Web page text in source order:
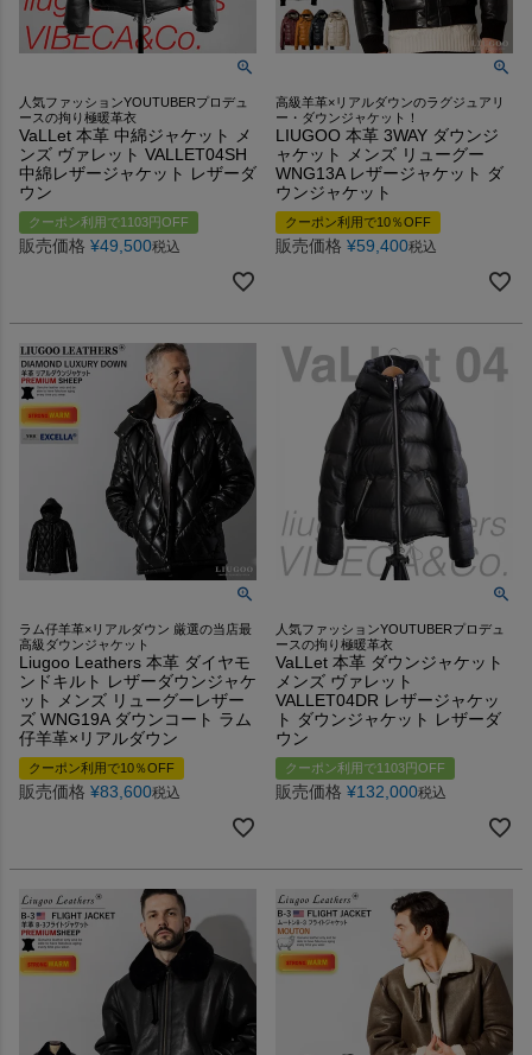
人気ファッションYOUTUBERプロデュ
ースの拘り極暖革衣
VaLLet 本革 中綿ジャケット メ
ンズ ヴァレット VALLET04SH
中綿レザージャケット レザーダ
ウン
クーポン利用で1103円OFF
販売価格 ¥49,500税込
高級羊革×リアルダウンのラグジュアリ
ー・ダウンジャケット！
LIUGOO 本革 3WAY ダウンジ
ャケット メンズ リューグー
WNG13A レザージャケット ダ
ウンジャケット
クーポン利用で10％OFF
販売価格 ¥59,400税込
ラム仔羊革×リアルダウン 厳選の当店最
高級ダウンジャケット
Liugoo Leathers 本革 ダイヤモ
ンドキルト レザーダウンジャケ
ット メンズ リューグーレザー
ズ WNG19A ダウンコート ラム
仔羊革×リアルダウン
クーポン利用で10％OFF
販売価格 ¥83,600税込
人気ファッションYOUTUBERプロデュ
ースの拘り極暖革衣
VaLLet 本革 ダウンジャケット
メンズ ヴァレット
VALLET04DR レザージャケッ
ト ダウンジャケット レザーダ
ウン
クーポン利用で1103円OFF
販売価格 ¥132,000税込